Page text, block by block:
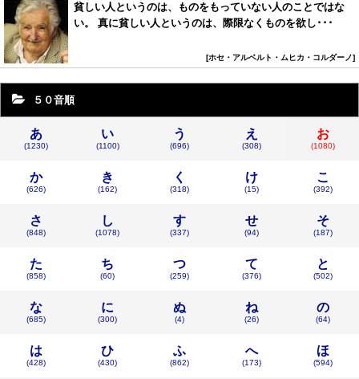
貧しい人というのは、ものをもっていない人のことではな
い。 真に貧しい人というのは、際限なくものを欲し･･･
ホセ・アルベルト・ムヒカ・コルダーノ
５０音順
あ
(1230)
い
(1100)
う
(696)
え
(308)
お
(1080)
か
(626)
き
(162)
く
(318)
け
(15)
こ
(392)
さ
(848)
し
(1078)
す
(337)
せ
(94)
そ
(187)
た
(858)
ち
(60)
つ
(259)
て
(376)
と
(502)
な
(685)
に
(300)
ぬ
(4)
ね
(26)
の
(64)
は
(428)
ひ
(430)
ふ
(862)
へ
(173)
ほ
(594)